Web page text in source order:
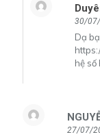
30/
Dạ
hệ
27/07/